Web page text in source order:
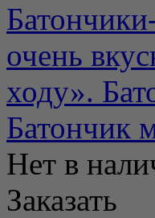
очень
ходу».
Батончик
Нет в
Заказать